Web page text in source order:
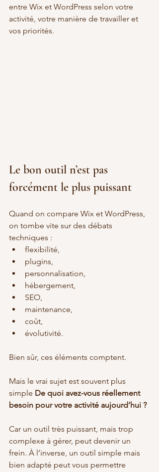
entre Wix et WordPress selon votre
activité, votre manière de travailler et
vos priorités.
Le bon outil n’est pas
forcément le plus puissant
Quand on compare Wix et WordPress,
on tombe vite sur des débats
techniques :
flexibilité,
plugins,
personnalisation,
hébergement,
SEO,
maintenance,
coût,
évolutivité.
Bien sûr, ces éléments comptent.
Mais le vrai sujet est souvent plus
simple De quoi avez-vous réellement
besoin pour votre activité aujourd’hui ?
Car un outil très puissant, mais trop
complexe à gérer, peut devenir un
frein. À l’inverse, un outil simple mais
bien adapté peut vous permettre